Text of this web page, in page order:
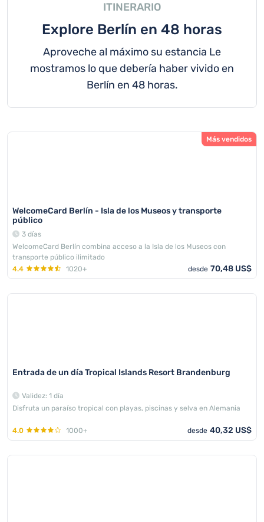
ITINERARIO
Explore Berlín en 48 horas
Aproveche al máximo su estancia Le
mostramos lo que debería haber vivido en
Berlín en 48 horas.
Más vendidos
WelcomeCard Berlín - Isla de los Museos y transporte
público
3 días
WelcomeCard Berlín combina acceso a la Isla de los Museos con
transporte público ilimitado
4.4
1020+ desde 70,48 US$
Entrada de un día Tropical Islands Resort Brandenburg
Validez: 1 día
Disfruta un paraíso tropical con playas, piscinas y selva en Alemania
4.0 1000+ desde 40,32 US$